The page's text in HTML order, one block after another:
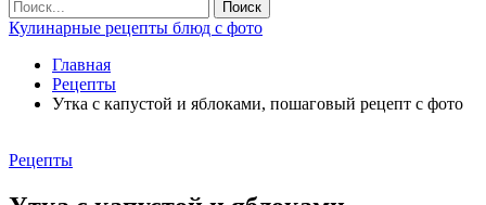
Кулинарные рецепты блюд с фото
Главная
Рецепты
Утка с капустой и яблоками, пошаговый рецепт с фото
Рецепты